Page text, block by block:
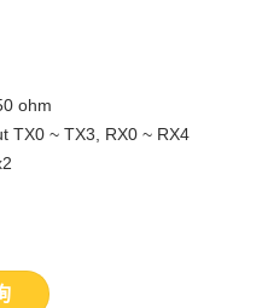
ohm
TX0 ~ TX3, RX0 ~ RX4